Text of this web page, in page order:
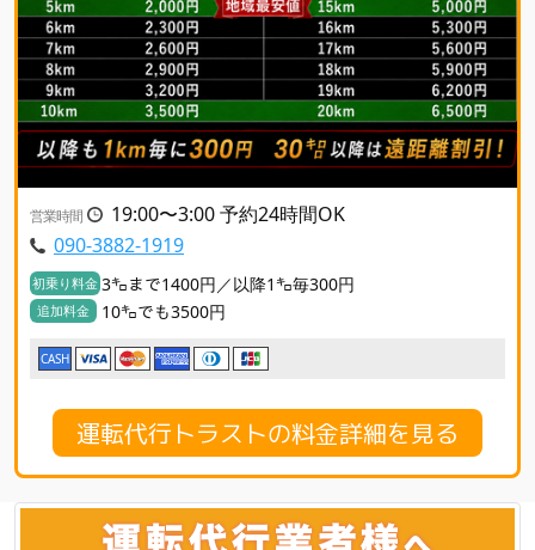
営業時間
19:00〜3:00 予約24時間OK
090-3882-1919
初乗り料金 3㌔まで1400円／以降1㌔毎300円
追加料金 10㌔でも3500円
CASH
運転代行トラストの料金詳細を見る